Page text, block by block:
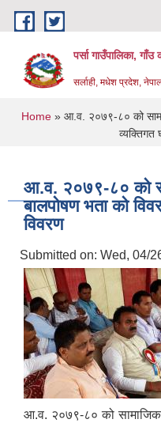
Skip to main content
पर्सा गाउँपालिका, गाँउ
सर्लाही, मधेश प्रदेश,
You are here
Home » आ.व. २०७९-८० को
व्यक्तिगत
आ.व. २०७९-८० को
बालपोषण भता को
विवरण
Submitted on: Wed, 04/
आ.व. २०७९-८० को सामाजिक